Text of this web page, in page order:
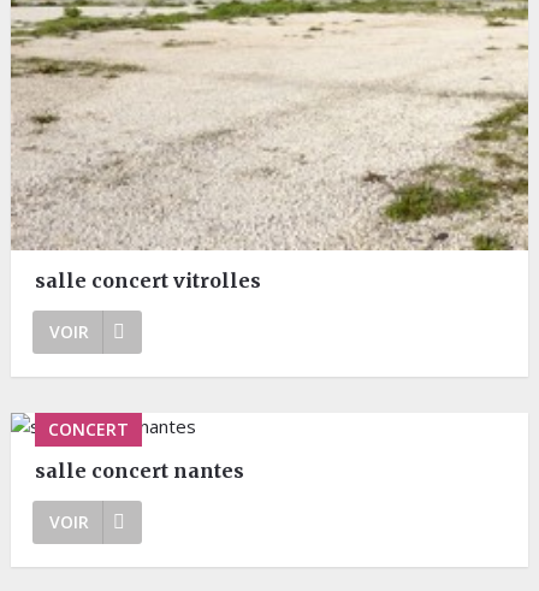
salle concert vitrolles
VOIR
CONCERT
salle concert nantes
VOIR